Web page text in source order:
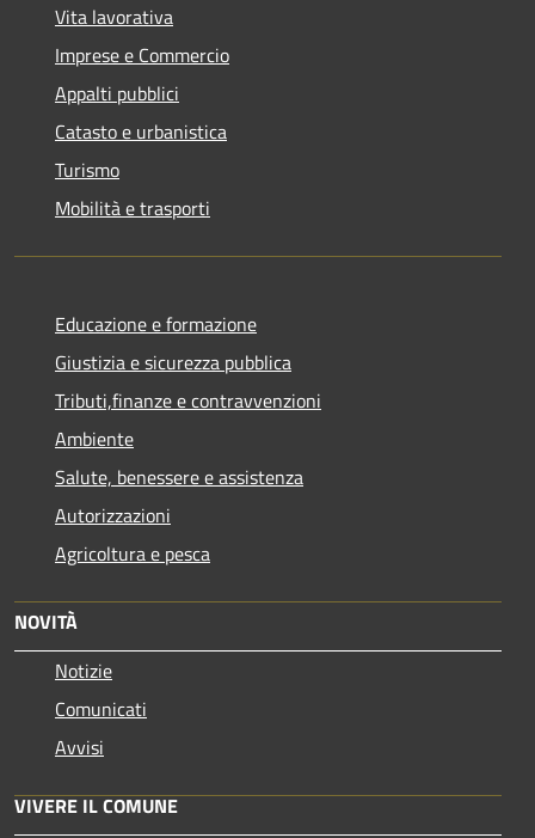
Vita lavorativa
Imprese e Commercio
Appalti pubblici
Catasto e urbanistica
Turismo
Mobilità e trasporti
Educazione e formazione
Giustizia e sicurezza pubblica
Tributi,finanze e contravvenzioni
Ambiente
Salute, benessere e assistenza
Autorizzazioni
Agricoltura e pesca
NOVITÀ
Notizie
Comunicati
Avvisi
VIVERE IL COMUNE